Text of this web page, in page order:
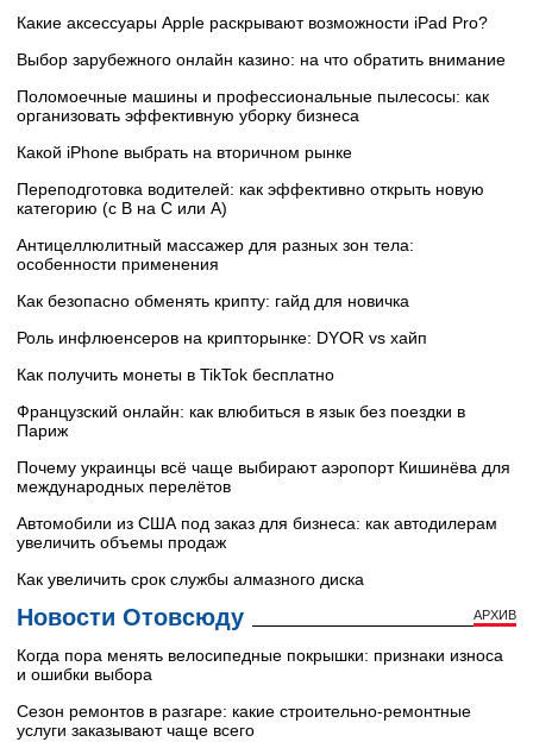
Какие аксессуары Apple раскрывают возможности iPad Pro?
Выбор зарубежного онлайн казино: на что обратить внимание
Поломоечные машины и профессиональные пылесосы: как
организовать эффективную уборку бизнеса
Какой iPhone выбрать на вторичном рынке
Переподготовка водителей: как эффективно открыть новую
категорию (с B на C или А)
Антицеллюлитный массажер для разных зон тела:
особенности применения
Как безопасно обменять крипту: гайд для новичка
Роль инфлюенсеров на крипторынке: DYOR vs хайп
Как получить монеты в TikTok бесплатно
Французский онлайн: как влюбиться в язык без поездки в
Париж
Почему украинцы всё чаще выбирают аэропорт Кишинёва для
международных перелётов
Автомобили из США под заказ для бизнеса: как автодилерам
увеличить объемы продаж
Как увеличить срок службы алмазного диска
Новости Отовсюду АРХИВ
Когда пора менять велосипедные покрышки: признаки износа
и ошибки выбора
Сезон ремонтов в разгаре: какие строительно-ремонтные
услуги заказывают чаще всего